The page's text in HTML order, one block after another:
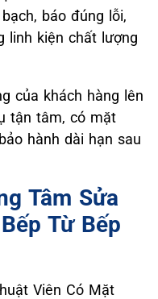
báo đúng lỗi,
linh kiện chất lượng
của khách hàng lên
tận tâm, có mặt
hành dài hạn sau
Tâm Sửa
Từ Bếp
Viên Có Mặt